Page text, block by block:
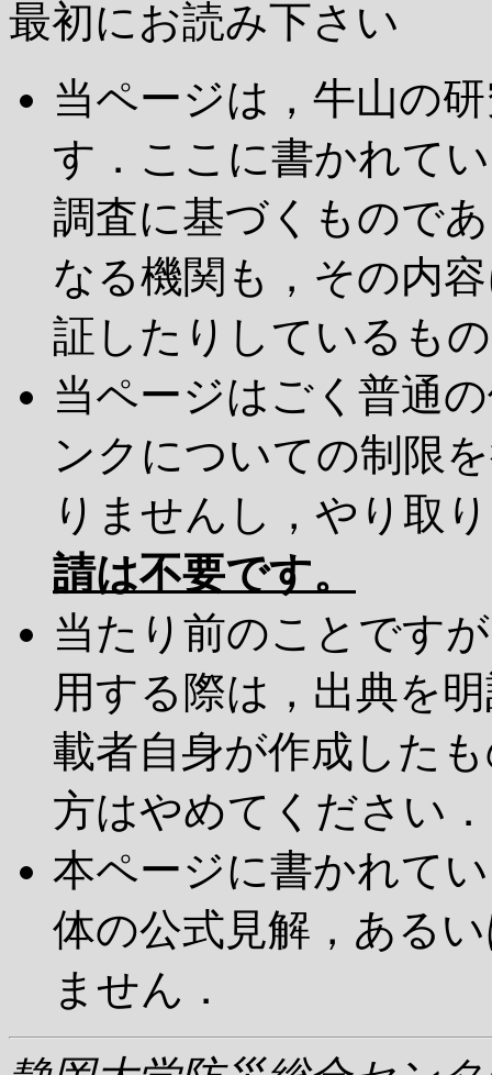
最初にお読み下さい
当ページは，牛山の
す．ここに書かれて
調査に基づくもので
なる機関も，その内
証したりしているも
当ページはごく普通
ンクについての制限
りませんし，やり取
請は不要です。
当たり前のことです
用する際は，出典を
載者自身が作成した
方はやめてください．
本ページに書かれて
体の公式見解，ある
ません．